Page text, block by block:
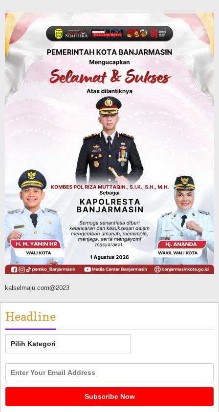
Pemerintah Janji Tingkatkan Fasilitas
Keselamatan Jalan Alternatif
Banjarbaru–Batulicin
Agustus 6, 2026
Dinas Kehutanan Kalsel
Tahura Sultan Adam Sempat Alami
Kebakaran Lahan, Api Berhasil
Dipadamkan, Kadishut Kalsel
Memimpin Langsung Aksi di Lapangan
Advertorial Pemkab Balangan
Silaturahmi ke DPRD Balangan, Kapolres
AKBP Arif Mansyur Perkuat Koordinasi
Keamanan Daerah
Agustus 6, 2026
kalselmaju.com@2023
Headline
Headline